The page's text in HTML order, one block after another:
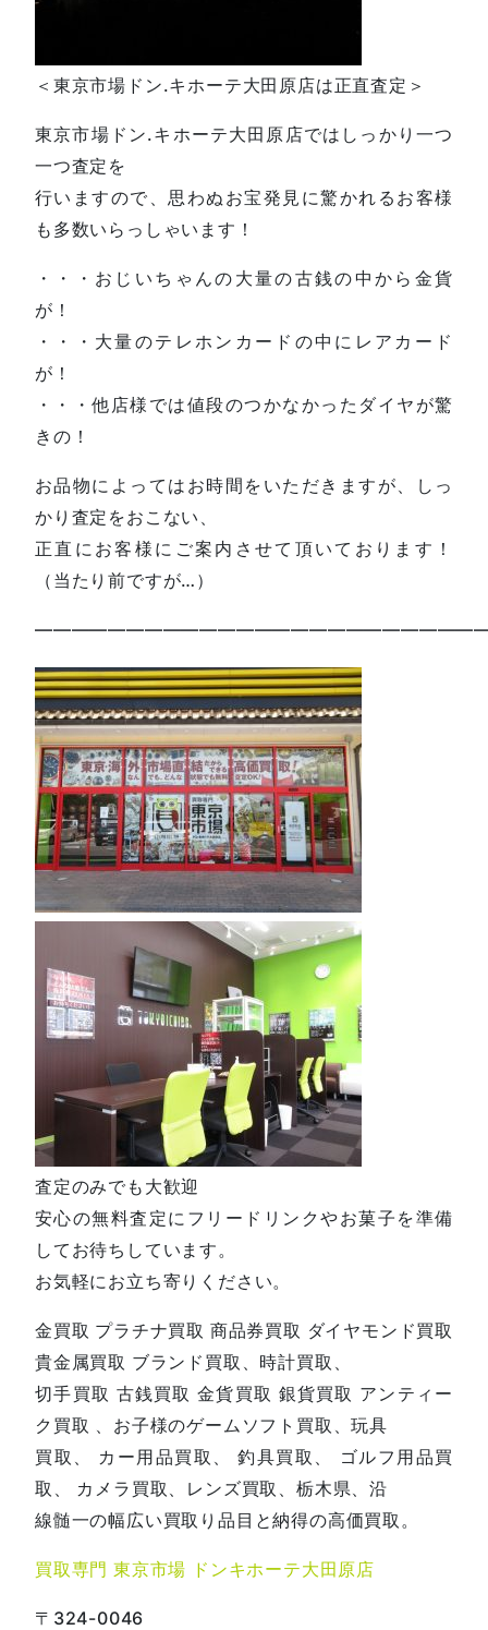
＜東京市場ドン.キホーテ大田原店は正直査定＞
東京市場ドン.キホーテ大田原店ではしっかり一つ
一つ査定を
行いますので、思わぬお宝発見に驚かれるお客様
も多数いらっしゃいます！
・・・おじいちゃんの大量の古銭の中から金貨
が！
・・・大量のテレホンカードの中にレアカード
が！
・・・他店様では値段のつかなかったダイヤが驚
きの！
お品物によってはお時間をいただきますが、しっ
かり査定をおこない、
正直にお客様にご案内させて頂いております！
（当たり前ですが…）
査定のみでも大歓迎
安心の無料査定にフリードリンクやお菓子を準備
してお待ちしています。
お気軽にお立ち寄りください。
金買取 プラチナ買取 商品券買取 ダイヤモンド買取
貴金属買取 ブランド買取、時計買取、
切手買取 古銭買取 金貨買取 銀貨買取 アンティー
ク買取 、お子様のゲームソフト買取、玩具
買取、 カー用品買取、 釣具買取、 ゴルフ用品買
取、 カメラ買取、レンズ買取、栃木県、沿
線髄一の幅広い買取り品目と納得の高価買取。
買取専門 東京市場 ドンキホーテ大田原店
〒324-0046